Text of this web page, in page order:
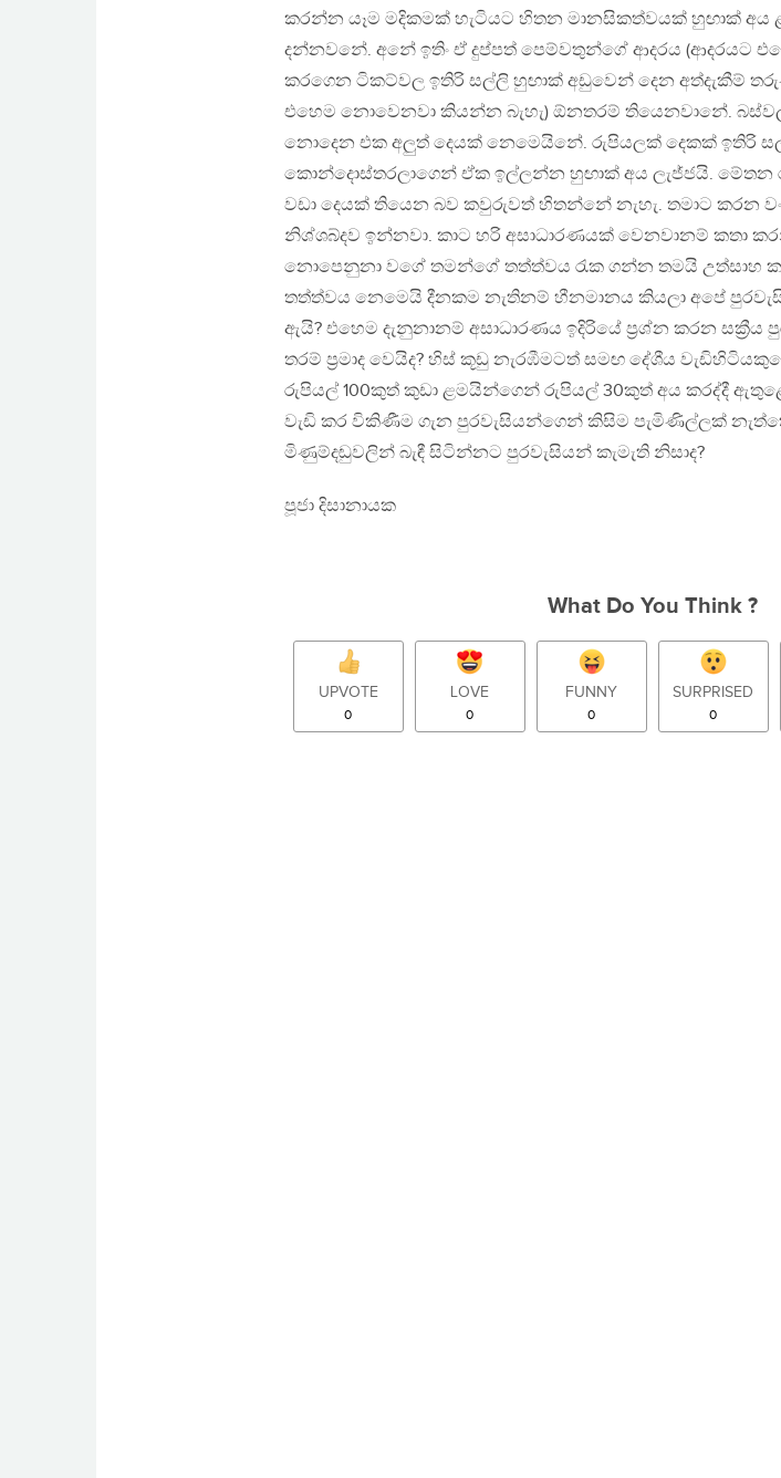
කරන්න යෑම මදිකමක් හැටියට හිතන මානසිකත්වයක් හුඟාක් අය
දන්නවනේ. අනේ ඉතිං ඒ දුප්පත් පෙම්වතුන්ගේ ආදරය (ආදරයට
කරගෙන ටිකට්වල ඉතිරි සල්ලි හුඟාක් අඩුවෙන් දෙන අත්දැකීම්
එහෙම නොවෙනවා කියන්න බැහැ) ඕනතරම් තියෙනවානේ.
නොදෙන එක අලුත් දෙයක් නෙමෙයිනේ. රුපියලක් දෙකක් ඉතිරි
කොන්දොස්තරලාගෙන් ඒක ඉල්ලන්න හුඟාක් අය ලැජ්ජයි. මේතන
වඩා දෙයක් තියෙන බව කවුරුවත් හිතන්නේ නැහැ. තමාට කරන
නිශ්ශබ්දව ඉන්නවා. කාට හරි අසාධාරණයක් වෙනවානම් කතා
නොපෙනුනා වගේ තමන්ගේ තත්ත්වය රැක ගන්න තමයි උත්සාහ
තත්ත්වය නෙමෙයි දීනකම නැතිනම් හීනමානය කියලා අපේ
ඇයි? එහෙම දැනුනානම් අසාධාරණය ඉදිරියේ ප්‍රශ්න කරන සක්‍රීය
තරම් ප්‍රමාද වෙයිද? හිස් කූඩු නැරඹීමටත් සමඟ දේශීය
රුපියල් 100කුත් කුඩා ළමයින්ගෙන් රුපියල් 30කුත් අය කරද්දී
වැඩි කර විකිණීම ගැන පුරවැසියන්ගෙන් කිසිම පැමිණිල්ලක්
මිණුම්දඬුවලින් බැඳී සිටින්නට පුරවැසියන් කැමැති නිසාද?
පූජා දිසානායක
What Do You Think ?
UPVOTE
0
LOVE
0
FUNNY
0
SURPRISED
0